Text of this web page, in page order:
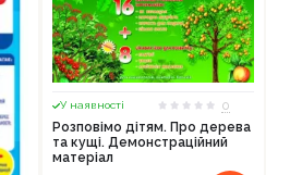
У наявності
0
Розповімо дітям. Про дерева
та кущі. Демонстраційний
матеріал